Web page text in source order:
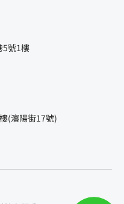
5號1樓
(瀋陽街17號)